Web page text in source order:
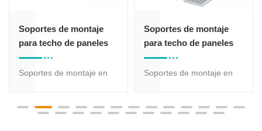
Soportes de montaje
para techo de paneles
solares
Soportes de montaje en
el material es aluminio
Soportes de montaje
para techo de paneles
solares
Soportes de montaje en
el material es aluminio